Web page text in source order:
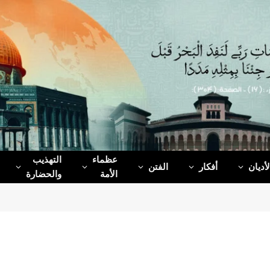
أفكار الفتن
عظماء‌
الأمة
التهذيب
والحضارة